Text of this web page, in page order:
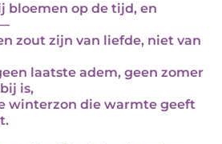
bloemen op de tijd, en
zout zijn van liefde, niet van
laatste adem, geen zomer
is,
winterzon die warmte geeft